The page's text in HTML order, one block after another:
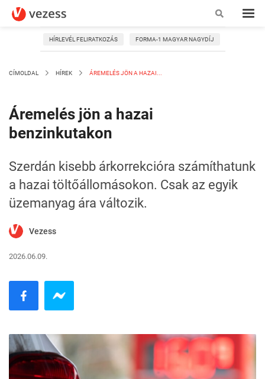
HÍRLEVÉL FELIRATKOZÁS FORMA-1 MAGYAR NAGYDÍJ
CÍMOLDAL HÍREK ÁREMELÉS JÖN A HAZAI...
Áremelés jön a hazai
benzinkutakon
Szerdán kisebb árkorrekcióra számíthatunk
a hazai töltőállomásokon. Csak az egyik
üzemanyag ára változik.
Vezess
2026.06.09.